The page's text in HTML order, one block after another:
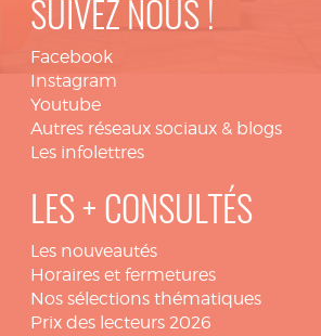
SUIVEZ NOUS !
Facebook
Instagram
Youtube
Autres réseaux sociaux & blogs
Les infolettres
LES + CONSULTÉS
Les nouveautés
Horaires et fermetures
Nos sélections thématiques
Prix des lecteurs 2026